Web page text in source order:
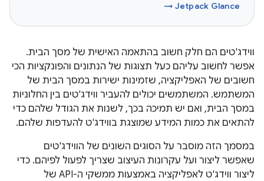
Jetpack Glance →
ווידג'טים הם חלק חשוב בהתאמה האישית של מסך הבית.
אפשר לחשוב עליהם כעל תצוגות של הנתונים והפונקציות הכי
חשובים של האפליקציה, שזמינות ישירות במסך הבית של
המשתמש. המשתמשים יכולים להעביר ווידג'טים בין החלוניות
במסך הבית, ואם יש תמיכה בכך, לשנות את הגודל שלהם כדי
להתאים את כמות המידע שמוצגת בווידג'ט להעדפות שלהם.
במסמך הזה מוסבר על הסוגים השונים של הווידג'טים
שאפשר ליצור ועל עקרונות העיצוב שצריך לפעול לפיהם. כדי
ליצור ווידג'ט לאפליקציה באמצעות ממשקי ה-API של